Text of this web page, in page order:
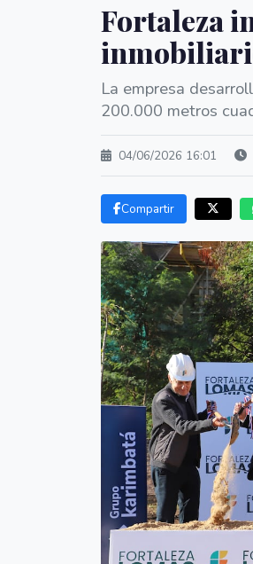
Fortaleza
La empresa
200.000 metros
04/06/2026 16:01
Compartir